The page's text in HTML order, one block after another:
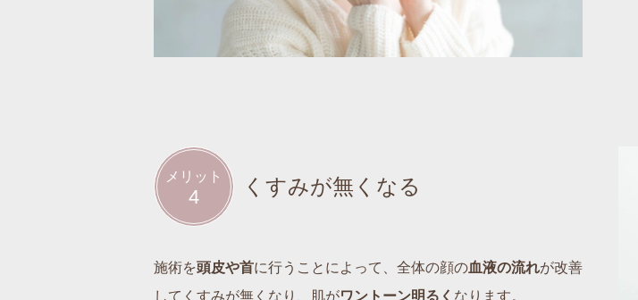
メリット
4 くすみが無くなる
施術を頭皮や首に行うことによって、全体の顔の血液の流れが改善
してくすみが無くなり、肌がワントーン明るく なります。